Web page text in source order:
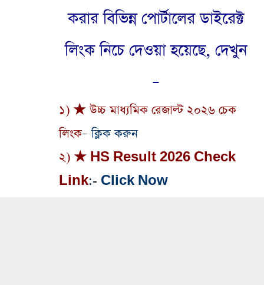
করার বিভিন্ন পোর্টালের ডাইরেক্ট
লিংক নিচে দেওয়া হয়েছে, দেখুন
–
১) ★ উচ্চ মাধ্যমিক রেজাল্ট ২০২৬ চেক
লিংক–ক্লিক করুন
২) ★ HS Result 2026 Check
Link:- Click Now